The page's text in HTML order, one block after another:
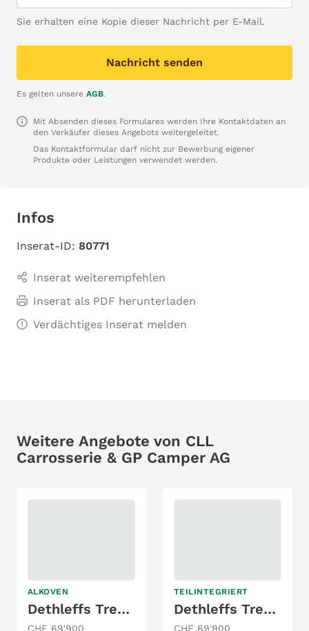
Sie erhalten eine Kopie dieser Nachricht per E-Mail.
Nachricht senden
Es gelten unsere AGB.
Mit Absenden dieses Formulares werden Ihre Kontaktdaten an
den Verkäufer dieses Angebots weitergeleitet.
Das Kontaktformular darf nicht zur Bewerbung eigener
Produkte oder Leistungen verwendet werden.
Infos
Inserat-ID: 80771
Inserat weiterempfehlen
Inserat als PDF herunterladen
Verdächtiges Inserat melden
Weitere Angebote von CLL
Carrosserie & GP Camper AG
ALKOVEN
Dethleffs Trend A 7877-2
CHF 69'900
TEILINTEGRIERT
Dethleffs Trend T 7057 EB
CHF 69'900